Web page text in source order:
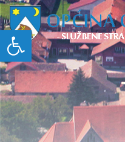
Open toolbar